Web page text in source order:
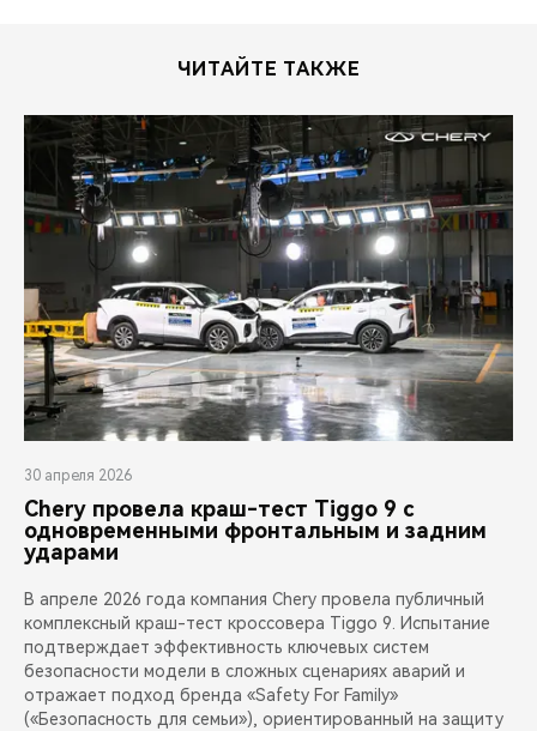
ЧИТАЙТЕ ТАКЖЕ
30 апреля 2026
Chery провела краш-тест Tiggo 9 с
одновременными фронтальным и задним
ударами
В апреле 2026 года компания Chery провела публичный
комплексный краш-тест кроссовера Tiggo 9. Испытание
подтверждает эффективность ключевых систем
безопасности модели в сложных сценариях аварий и
отражает подход бренда «Safety For Family»
(«Безопасность для семьи»), ориентированный на защиту